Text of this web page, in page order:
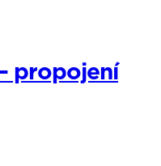
propojení